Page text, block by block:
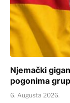
Njemački
pogonima
6. Augusta 2026.